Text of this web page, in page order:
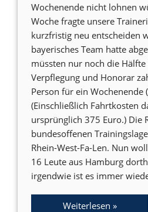
Wochenende nicht lohnen
Woche fragte unsere
kurzfristig neu entscheiden
bayerisches Team hatte
müssten nur noch die
Verpflegung und Honorar
Person für ein Wochenende
(Einschließlich Fahrtkosten
ursprünglich 375 Euro.) Die
bundesoffenen
Rhein-West-Fa-Len. Nun
16 Leute aus Hamburg
irgendwie ist es immer
Weiterlesen »